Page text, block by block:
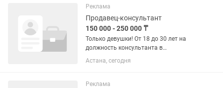
Реклама
Продавец-консультант
150 000 - 250 000 ₸
Только девушки! От 18 до 30 лет на
должность консультанта в
парфюмерный бутик Если ты: Не
пьющая, ответственная, пунктуальная,
сфере парфюмерии, владеешь
Астана, сегодня
Реклама